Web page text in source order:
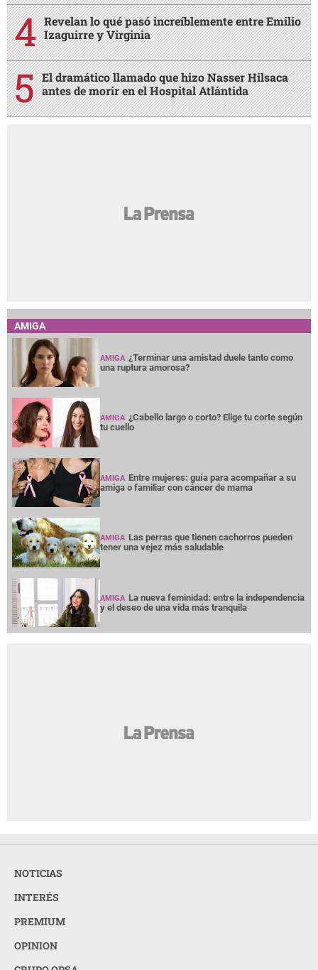
Revelan lo qué pasó increíblemente entre Emilio
Izaguirre y Virginia
El dramático llamado que hizo Nasser Hilsaca
antes de morir en el Hospital Atlántida
AMIGA
AMIGA ¿Terminar una amistad duele tanto como
una ruptura amorosa?
AMIGA ¿Cabello largo o corto? Elige tu corte según
tu cuello
AMIGA Entre mujeres: guía para acompañar a su
amiga o familiar con cáncer de mama
AMIGA Las perras que tienen cachorros pueden
tener una vejez más saludable
AMIGA La nueva feminidad: entre la independencia
y el deseo de una vida más tranquila
NOTICIAS
INTERÉS
PREMIUM
OPINION